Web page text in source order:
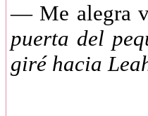
— Me alegra
puerta del
giré hacia